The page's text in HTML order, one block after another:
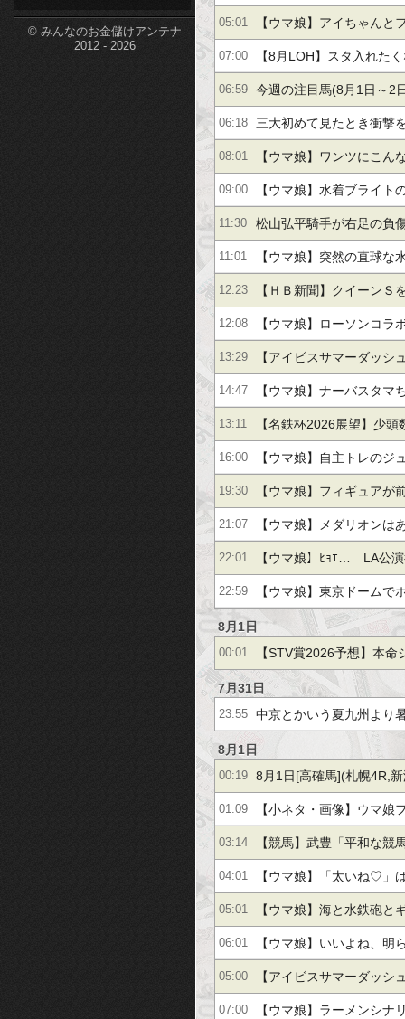
© みんなのお金儲けアンテナ
2012 - 2026
05:01 【ウマ娘】アイちゃんと
装…予言は現実に！？
07:00 【8月LOH】スタ入れた
るかってなるとこうなる
06:59 今週の注目馬(8月1日～2
06:18 三大初めて見たとき衝
他
08:01 【ウマ娘】ワンツにこん
わりだよ…
09:00 【ウマ娘】水着ブライト
価？
11:30 松山弘平騎手が右足の負
合わせ 他
11:01 【ウマ娘】突然の直球
で急にどうしちゃったん
12:23 【ＨＢ新聞】クイーン
12:08 【ウマ娘】ローソンコラ
きすぎない？
13:29 【アイビスサマーダッシ
大外枠アメリカンステー
順・追い切り・馬場から
14:47 【ウマ娘】ナーバスタマ
が予約開始！
13:11 【名鉄杯2026展望】少
れる展開力！実績馬の取
16:00 【ウマ娘】自主トレのジ
い？ ⇐ キャンペーン終
19:30 【ウマ娘】フィギュアが
てことあるんだ
21:07 【ウマ娘】メダリオンは
足りない
22:01 【ウマ娘】ﾋｮｴ… LA公
あ
22:59 【ウマ娘】東京ドームで
8月1日
00:01 【STV賞2026予想】本命
イ
7月31日
23:55 中京とかいう夏九州より
G1開催週は天気が悪くな
8月1日
00:19 8月1日[高確馬](札幌4R,
01:09 【小ネタ・画像】ウマ娘
イチパンドラに夢中 他
タまとめ
03:14 【競馬】武豊「平和な競
クらになにかできること
相談したい」 被災地に
記者★]
04:01 【ウマ娘】「太いね♡」
ラ子…
05:01 【ウマ娘】海と水鉄砲と
キニヘリオスなんだ。
06:01 【ウマ娘】いいよね、明
る太ももは…。
05:00 【アイビスサマーダッシ
けでは読めない？直線
07:00 【ウマ娘】ラーメンシナ